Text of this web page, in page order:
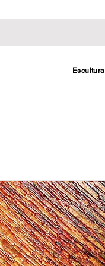
Escultura